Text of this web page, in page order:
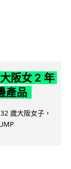
阪女 2 年
產品
歲大阪女子，